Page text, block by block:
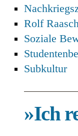
Rolf
Soziale
Subkultur
»Ich